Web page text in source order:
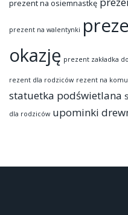
prezent na osiemnastkę
prezent na walentynki
okazję prezent zakładka
rezent dla rodziców rezent na
statuetka podświetlana
dla rodziców upominki